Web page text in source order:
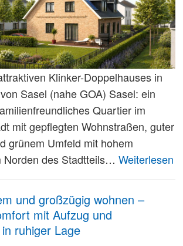
Klinker-Doppelhauses in
Sasel (nahe GOA) Sasel: ein
Quartier im
mit gepflegten Wohnstraßen, guter
grünem Umfeld mit hohem
Norden des Stadtteils… Weiterlesen
und großzügig wohnen –
mit Aufzug und
ruhiger Lage